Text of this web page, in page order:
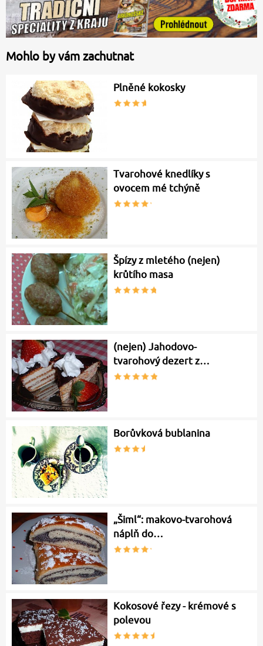
Mohlo by vám zachutnat
Plněné kokosky
Tvarohové knedlíky s
ovocem mé tchýně
Špízy z mletého (nejen)
krůtího masa
(nejen) Jahodovo-
tvarohový dezert z…
Borůvková bublanina
„Šiml“: makovo-tvarohová
náplň do…
Kokosové řezy - krémové s
polevou